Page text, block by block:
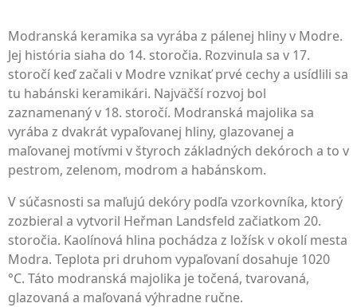
Modranská keramika sa vyrába z pálenej hliny v Modre.
Jej história siaha do 14. storočia. Rozvinula sa v 17.
storočí keď začali v Modre vznikať prvé cechy a usídlili sa
tu habánski keramikári. Najväčší rozvoj bol
zaznamenaný v 18. storočí. Modranská majolika sa
vyrába z dvakrát vypaľovanej hliny, glazovanej a
maľovanej motívmi v štyroch základných dekóroch a to v
pestrom, zelenom, modrom a habánskom.
V súčasnosti sa maľujú dekóry podľa vzorkovníka, ktorý
zozbieral a vytvoril Heřman Landsfeld začiatkom 20.
storočia. Kaolínová hlina pochádza z ložísk v okolí mesta
Modra. Teplota pri druhom vypaľovaní dosahuje 1020
°C. Táto modranská majolika je točená, tvarovaná,
glazovaná a maľovaná výhradne ručne.